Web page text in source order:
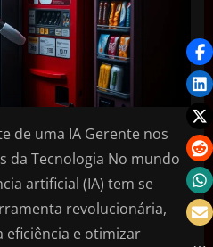
de uma IA Gerente nos
da Tecnologia No mundo
artificial (IA) tem se
revolucionária,
e otimizar